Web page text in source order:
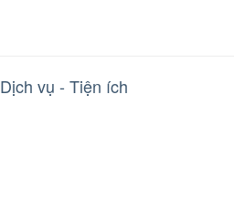
Dịch vụ - Tiện ích